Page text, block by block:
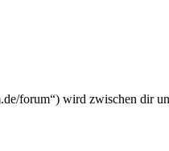
forum“) wird zwischen dir